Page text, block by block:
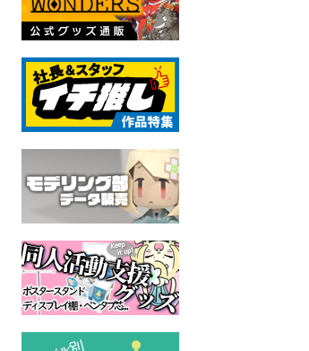
ストカードセット/4種入
【ルーカスver.】
オリジナル
全年齢
イラスト集 ぼくのお城
と宝もの